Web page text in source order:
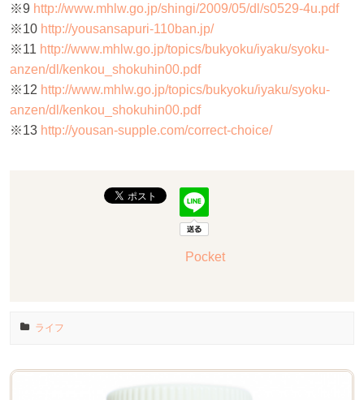
※9 http://www.mhlw.go.jp/shingi/2009/05/dl/s0529-4u.pdf
※10 http://yousansapuri-110ban.jp/
※11 http://www.mhlw.go.jp/topics/bukyoku/iyaku/syoku-
anzen/dl/kenkou_shokuhin00.pdf
※12 http://www.mhlw.go.jp/topics/bukyoku/iyaku/syoku-
anzen/dl/kenkou_shokuhin00.pdf
※13 http://yousan-supple.com/correct-choice/
Pocket
ライフ